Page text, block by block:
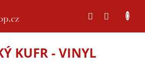
KUFR - VINYL